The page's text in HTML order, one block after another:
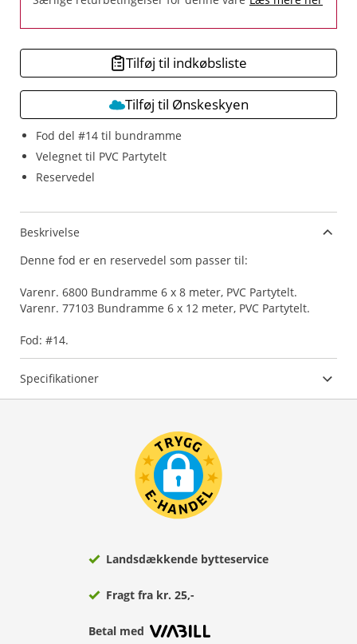
Fod del #14 til bundramme
Velegnet til PVC Partytelt
Reservedel
Tilføj til indkøbsliste
Tilføj til Ønskeskyen
Beskrivelse
Denne fod er en reservedel som passer til:
Varenr. 6800 Bundramme 6 x 8 meter, PVC Partytelt.
Varenr. 77103 Bundramme 6 x 12 meter, PVC Partytelt.
Fod: #14.
Specifikationer
Landsdækkende bytteservice
Fragt fra kr. 25,-
Betal med